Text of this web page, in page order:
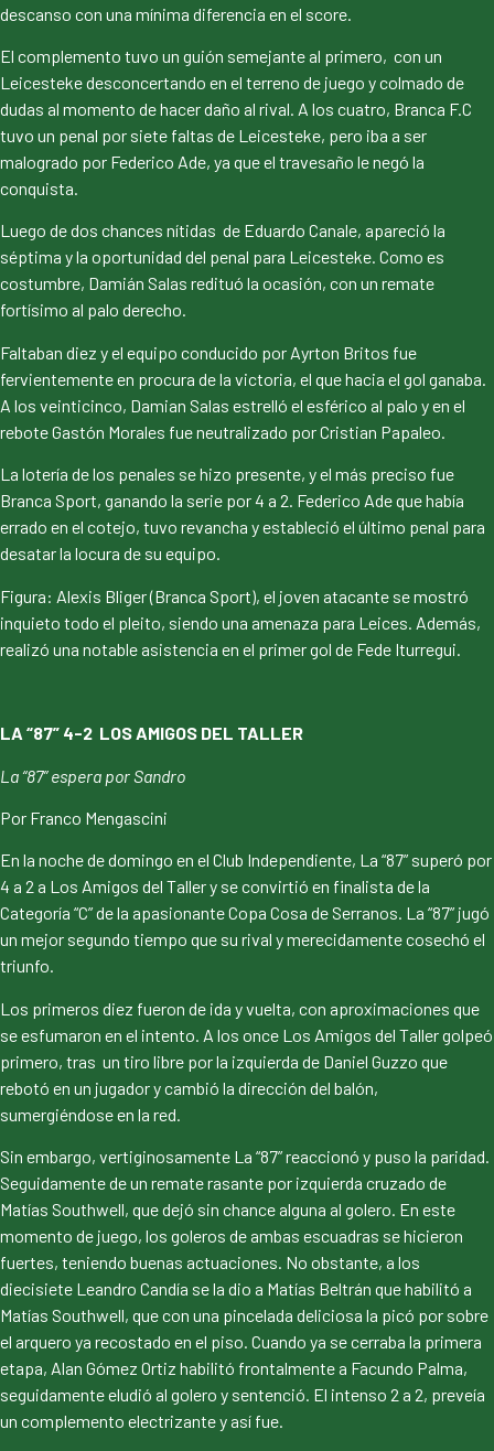
descanso con una mínima diferencia en el score.
El complemento tuvo un guión semejante al primero, con un
Leicesteke desconcertando en el terreno de juego y colmado de
dudas al momento de hacer daño al rival. A los cuatro, Branca F.C
tuvo un penal por siete faltas de Leicesteke, pero iba a ser
malogrado por Federico Ade, ya que el travesaño le negó la
conquista.
Luego de dos chances nítidas de Eduardo Canale, apareció la
séptima y la oportunidad del penal para Leicesteke. Como es
costumbre, Damián Salas redituó la ocasión, con un remate
fortísimo al palo derecho.
Faltaban diez y el equipo conducido por Ayrton Britos fue
fervientemente en procura de la victoria, el que hacia el gol ganaba.
A los veinticinco, Damian Salas estrelló el esférico al palo y en el
rebote Gastón Morales fue neutralizado por Cristian Papaleo.
La lotería de los penales se hizo presente, y el más preciso fue
Branca Sport, ganando la serie por 4 a 2. Federico Ade que había
errado en el cotejo, tuvo revancha y estableció el último penal para
desatar la locura de su equipo.
Figura: Alexis Bliger (Branca Sport), el joven atacante se mostró
inquieto todo el pleito, siendo una amenaza para Leices. Además,
realizó una notable asistencia en el primer gol de Fede Iturregui.
LA “87” 4-2 LOS AMIGOS DEL TALLER
La “87” espera por Sandro
Por Franco Mengascini
En la noche de domingo en el Club Independiente, La “87” superó por
4 a 2 a Los Amigos del Taller y se convirtió en finalista de la
Categoría “C” de la apasionante Copa Cosa de Serranos. La “87” jugó
un mejor segundo tiempo que su rival y merecidamente cosechó el
triunfo.
Los primeros diez fueron de ida y vuelta, con aproximaciones que
se esfumaron en el intento. A los once Los Amigos del Taller golpeó
primero, tras un tiro libre por la izquierda de Daniel Guzzo que
rebotó en un jugador y cambió la dirección del balón,
sumergiéndose en la red.
Sin embargo, vertiginosamente La “87” reaccionó y puso la paridad.
Seguidamente de un remate rasante por izquierda cruzado de
Matías Southwell, que dejó sin chance alguna al golero. En este
momento de juego, los goleros de ambas escuadras se hicieron
fuertes, teniendo buenas actuaciones. No obstante, a los
diecisiete Leandro Candía se la dio a Matías Beltrán que habilitó a
Matías Southwell, que con una pincelada deliciosa la picó por sobre
el arquero ya recostado en el piso. Cuando ya se cerraba la primera
etapa, Alan Gómez Ortiz habilitó frontalmente a Facundo Palma,
seguidamente eludió al golero y sentenció. El intenso 2 a 2, preveía
un complemento electrizante y así fue.